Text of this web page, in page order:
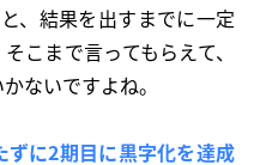
、結果を出すまでに一定
こまで言ってもらえて、
ないですよね。
に2期目に黒字化を達成